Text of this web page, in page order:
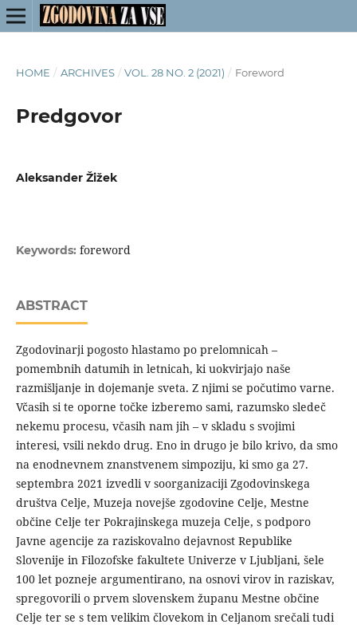
HOME / ARCHIVES / VOL. 28 NO. 2 (2021) / Foreword
Predgovor
Aleksander Žižek
Keywords: foreword
ABSTRACT
Zgodovinarji pogosto hlastamo po prelomnicah –
pomembnih datumih in letnicah, ki uokvirjajo naše
razmišljanje in dojemanje sveta. Z njimi se počutimo varne.
Včasih si te oporne točke izberemo sami, razumsko sledeč
nekemu procesu, včasih nam jih – v skladu s svojimi
interesi, vsili nekdo drug. Eno in drugo je bilo krivo, da smo
na enodnevnem znanstvenem simpoziju, ki smo ga 27.
septembra 2021 izvedli v soorganizaciji Zgodovinskega
društva Celje, Muzeja novejše zgodovine Celje, Mestne
občine Celje ter Pokrajinskega muzeja Celje, s podporo
Javne agencije za raziskovalno dejavnost Republike
Slovenije in Filozofske fakultete Univerze v Ljubljani, šele
100 let pozneje argumentirano, na osnovi virov in raziskav,
spregovorili o prvem slovenskem županu Mestne občine
Celje ter se s tem velikim človekom in Celjanom srečali tudi